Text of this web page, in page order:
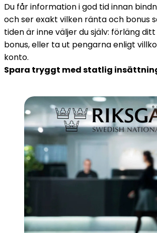
Du får information i god tid innan
och ser exakt vilken ränta och bonus
tiden är inne väljer du själv: förläng
bonus, eller ta ut pengarna enligt
konto.
Spara tryggt med statlig